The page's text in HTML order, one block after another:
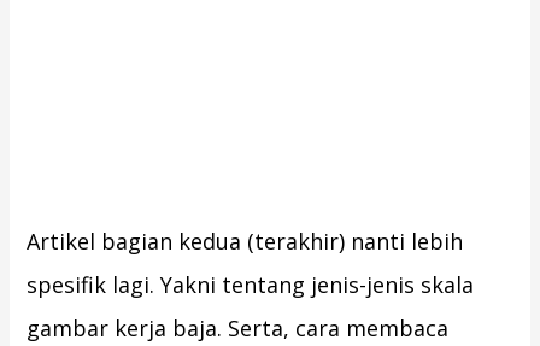
Artikel bagian kedua (terakhir) nanti lebih
spesifik lagi. Yakni tentang jenis-jenis skala
gambar kerja baja. Serta, cara membaca